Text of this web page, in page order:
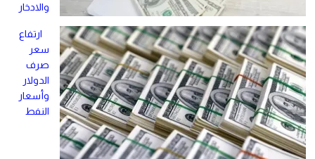
والادخار
ارتفاع
سعر
صرف
الدولار
وأسعار
النفط